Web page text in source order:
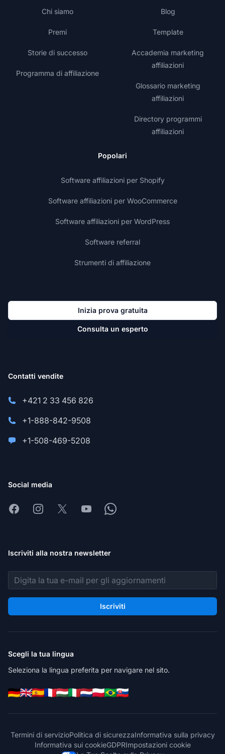
Chi siamo
Premi
Storie di successo
Programma di affiliazione
Blog
Template
Accademia marketing
affiliazioni
Glossario marketing
affiliazioni
Directory programmi
affiliazioni
Popolari
Software affiliazioni per Shopify
Software affiliazioni per WooCommerce
Software affiliazioni per WordPress
Software referral
Strumenti di affiliazione
Inizia prova gratuita
Consulta un esperto
Contatti vendite
+421 2 33 456 826
+1-888-842-9508
+1-508-469-5208
Social media
FacebookInstagram
X YoutubeWhatsapp
Iscriviti alla nostra newsletter
Indirizzo email
Iscriviti
Scegli la tua lingua
Seleziona la lingua preferita per navigare nel sito.
Termini di servizioPolitica di sicurezzaInformativa sulla privacy
Informativa sui cookieGDPRImpostazioni cookie